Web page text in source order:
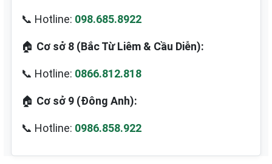
📞 Hotline: 098.685.8922
🏠 Cơ sở 8 (Bắc Từ Liêm & Cầu Diễn):
📞 Hotline: 0866.812.818
🏠 Cơ sở 9 (Đông Anh):
📞 Hotline: 0986.858.922